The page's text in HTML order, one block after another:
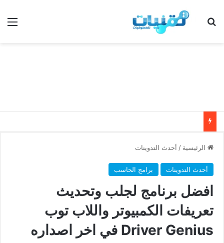
بحث عن
الرئيسية / أحدث التدوينات
أحدث التدوينات برامج الحاسب
افضل برنامج لجلب وتحديث
تعريفات الكمبيوتر واللاب توب
Driver Genius في اخر اصداره